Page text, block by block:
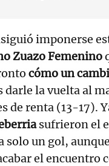
imponerse
Zuazo Femenino
cómo un
darle la vuelta al
de renta (13-17).
sufrieron el
solo un gol,
el encuentro